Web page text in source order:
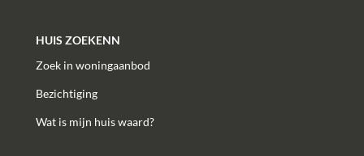
HUIS ZOEKENN
Zoek in woningaanbod
Bezichtiging
Wat is mijn huis waard?